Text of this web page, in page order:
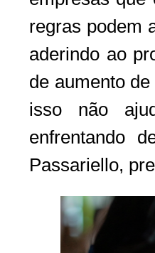
regras podem
aderindo ao
de aumento
isso não
enfrentando
Passariello,